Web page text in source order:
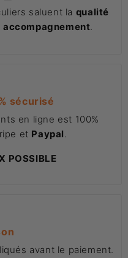
saluent la qualité
accompagnement.
sécurisé
en ligne est 100%
et Paypal.
POSSIBLE
avant le paiement.